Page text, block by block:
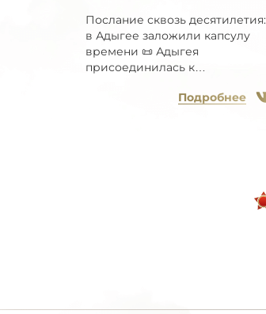
Послание сквозь десятилетия:
в Адыгее заложили капсулу
времени 📜 Адыгея
присоединилась к
Подробнее